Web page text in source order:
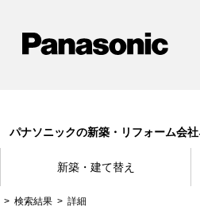
パナソニックの新築・リフォーム会
新築・建て替え
検索結果 詳細